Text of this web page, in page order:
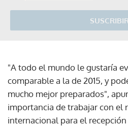
"A todo el mundo le gustaría
comparable a la de 2015, y
mucho mejor preparados",
importancia de trabajar con el
internacional para el